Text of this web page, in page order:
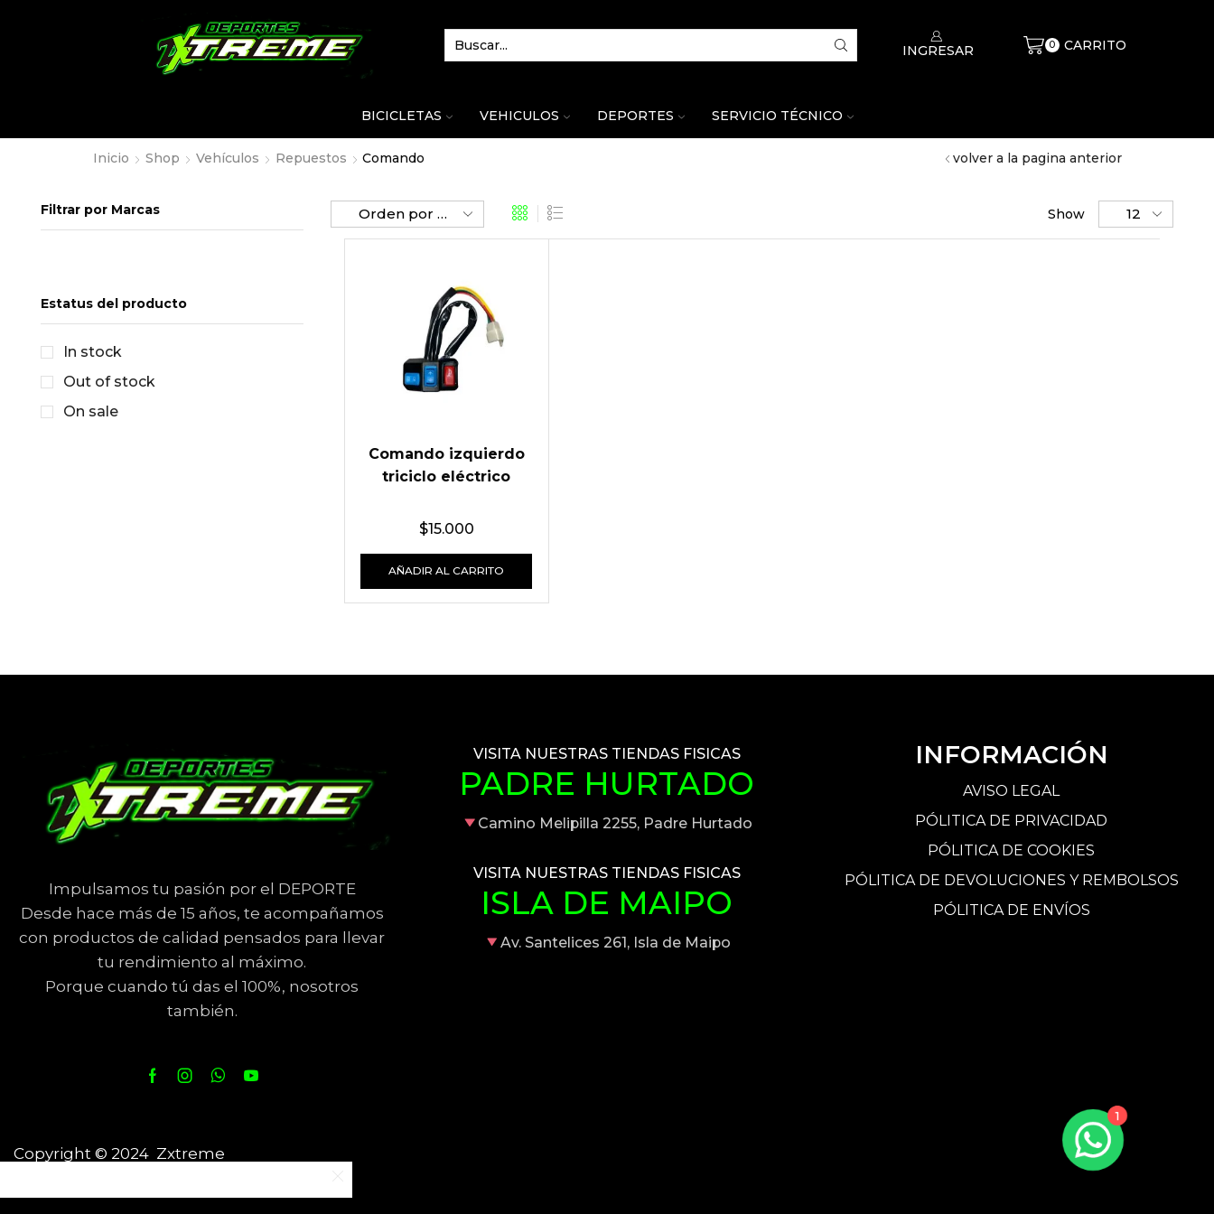
INGRESAR 0 CARRITO
BICICLETAS VEHICULOS DEPORTES SERVICIO TÉCNICO
Inicio Shop Vehículos Repuestos Comando volver a la pagina anterior
Show
Comando izquierdo
triciclo eléctrico
$15.000
AÑADIR AL CARRITO
Filtrar por Marcas
Estatus del producto
In stock
Out of stock
On sale
Impulsamos tu pasión por el DEPORTE
Desde hace más de 15 años, te acompañamos
con productos de calidad pensados para llevar
tu rendimiento al máximo.
Porque cuando tú das el 100%, nosotros
también.
VISITA NUESTRAS TIENDAS FISICAS
PADRE HURTADO
Camino Melipilla 2255, Padre Hurtado
VISITA NUESTRAS TIENDAS FISICAS
ISLA DE MAIPO
Av. Santelices 261, Isla de Maipo
INFORMACIÓN
AVISO LEGAL
PÓLITICA DE PRIVACIDAD
PÓLITICA DE COOKIES
PÓLITICA DE DEVOLUCIONES Y REMBOLSOS
PÓLITICA DE ENVÍOS
Copyright © 2024 Zxtreme
1